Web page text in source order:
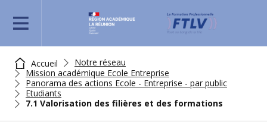
REJOIGNEZ-NOUS
Accueil
Notre réseau
Mission académique Ecole Entreprise
Panorama des actions Ecole - Entreprise - par public
Etudiants
7.1 Valorisation des filières et des formations